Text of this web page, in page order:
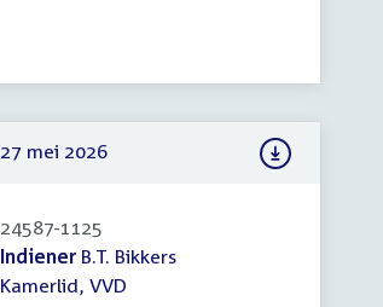
27 mei 2026
24587-1125
IndienerB.T. Bikkers
Kamerlid, VVD